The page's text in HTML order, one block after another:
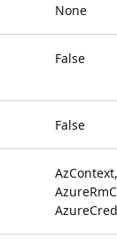
None
False
False
AzContext,